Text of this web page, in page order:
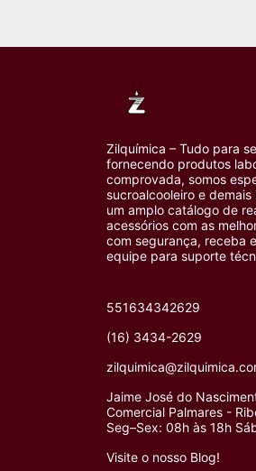
Zilquímica – Tudo para
fornecendo produtos
comprovada, somos
sucroalcooleiro e
um amplo catálogo de
acessórios com as
com segurança, receba
equipe para suporte
551634342629
(16) 3434-2629
Jaime José do
Comercial Palmares -
Seg–Sex: 08h às 18h
Visite o nosso Blog!